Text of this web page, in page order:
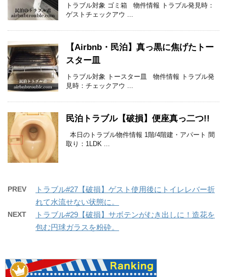
トラブル対象 ゴミ箱 物件情報 トラブル発見時：
ゲストチェックアウ ...
【Airbnb・民泊】真っ黒に焦げたトー
スター皿
トラブル対象 トースター皿 物件情報 トラブル発
見時：チェックアウ ...
民泊トラブル【破損】便座真っ二つ!!
本日のトラブル物件情報 1階/4階建・アパート 間
取り：1LDK ...
PREV
トラブル#27【破損】ゲスト使用後にトイレレバー折
れて水流せない状態に。
NEXT
トラブル#29【破損】サボテンがむき出しに！造花を
包む円球ガラスを粉砕。